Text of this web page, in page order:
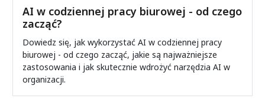
AI w codziennej pracy biurowej - od czego
zacząć?
Dowiedz się, jak wykorzystać AI w codziennej pracy
biurowej - od czego zacząć, jakie są najważniejsze
zastosowania i jak skutecznie wdrożyć narzędzia AI w
organizacji.